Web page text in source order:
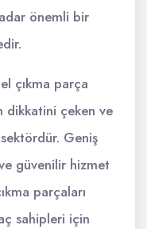
önemli bir
çıkma parça
dikkatini çeken ve
Geniş
güvenilir hizmet
parçaları
sahipleri için